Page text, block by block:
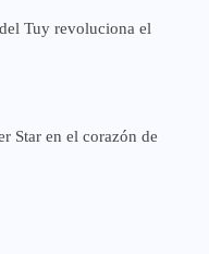
Tuy revoluciona el
Star en el corazón de